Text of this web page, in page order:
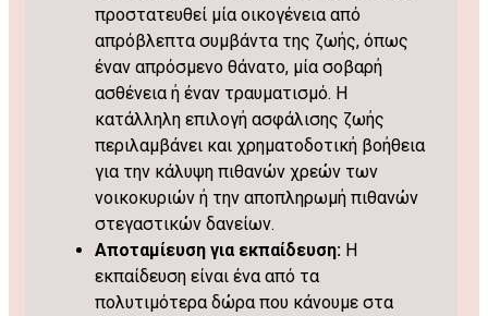
προστατευθεί μία οικογένεια από
απρόβλεπτα συμβάντα της ζωής, όπως
έναν απρόσμενο θάνατο, μία σοβαρή
ασθένεια ή έναν τραυματισμό. Η
κατάλληλη επιλογή ασφάλισης ζωής
περιλαμβάνει και χρηματοδοτική βοήθεια
για την κάλυψη πιθανών χρεών των
νοικοκυριών ή την αποπληρωμή πιθανών
στεγαστικών δανείων.
Αποταμίευση για εκπαίδευση:Η
εκπαίδευση είναι ένα από τα
πολυτιμότερα δώρα που κάνουμε στα